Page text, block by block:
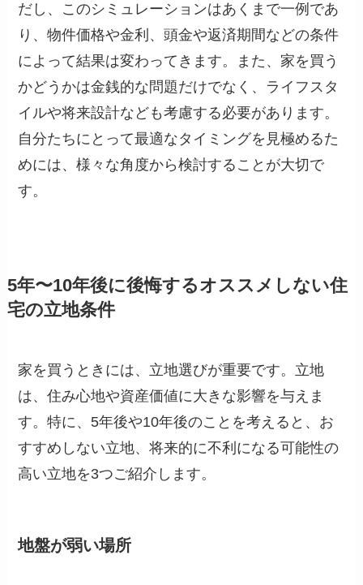
だし、このシミュレーションはあくまで一例であ
り、物件価格や金利、頭金や返済期間などの条件
によって結果は変わってきます。また、家を買う
かどうかは金銭的な問題だけでなく、ライフスタ
イルや将来設計なども考慮する必要があります。
自分たちにとって最適なタイミングを見極めるた
めには、様々な角度から検討することが大切で
す。
5年〜10年後に後悔するオススメしない住
宅の立地条件
家を買うときには、立地選びが重要です。立地
は、住み心地や資産価値に大きな影響を与えま
す。特に、5年後や10年後のことを考えると、お
すすめしない立地、将来的に不利になる可能性の
高い立地を3つご紹介します。
地盤が弱い場所